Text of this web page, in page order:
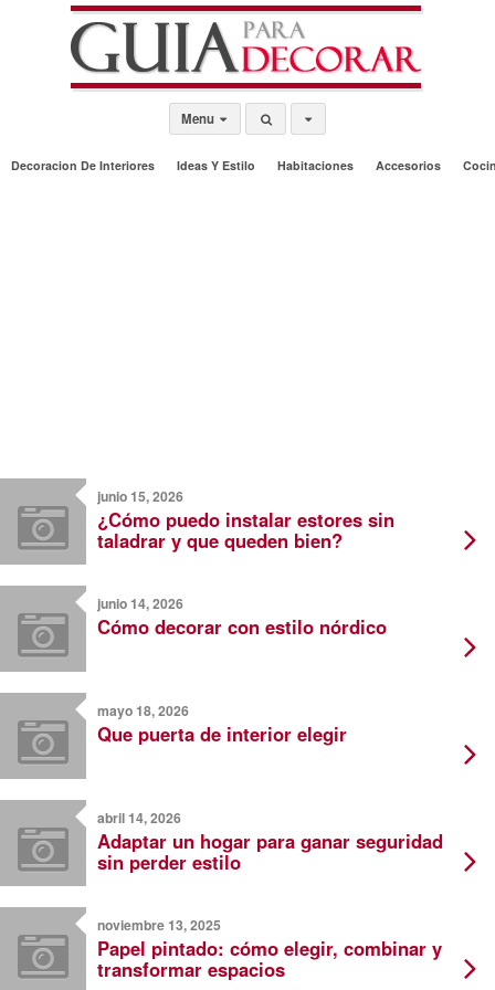
Menu
Decoracion De Interiores Ideas Y Estilo Habitaciones Accesorios
junio 15, 2026
¿Cómo puedo instalar estores sin
taladrar y que queden bien?
junio 14, 2026
Cómo decorar con estilo nórdico
mayo 18, 2026
Que puerta de interior elegir
abril 14, 2026
Adaptar un hogar para ganar seguridad
sin perder estilo
noviembre 13, 2025
Papel pintado: cómo elegir, combinar y
transformar espacios